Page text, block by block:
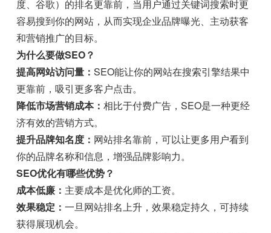
度、谷歌）的排名更靠前，当用户通过关键词搜索时更
容易搜到你的网站，从而实现企业品牌曝光、主动获客
和营销推广的目标。
为什么要做SEO？
提高网站访问量：SEO能让你的网站在搜索引擎结果中
更靠前，吸引更多客户点击。
降低市场营销成本：相比于付费广告，SEO是一种更经
济有效的营销方式。
提升品牌知名度： 网站排名靠前，可以让更多用户看到
你的品牌名称和信息，增强品牌影响力。
SEO优化有哪些优势？
成本低廉： 主要成本是优化师的工资。
效果稳定：一旦网站排名上升，效果稳定持久，可持续
获得展现机会。